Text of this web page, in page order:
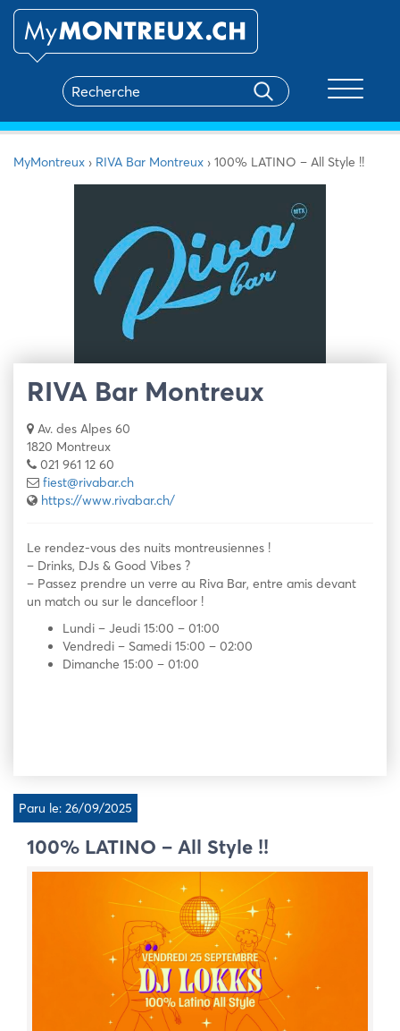
MyMontreux › RIVA Bar Montreux › 100% LATINO – All Style !!
RIVA Bar Montreux
Av. des Alpes 60
1820 Montreux
021 961 12 60
fiest@rivabar.ch
https://www.rivabar.ch/
Le rendez-vous des nuits montreusiennes !
– Drinks, DJs & Good Vibes ?
– Passez prendre un verre au Riva Bar, entre amis devant
un match ou sur le dancefloor !
Lundi – Jeudi 15:00 – 01:00
Vendredi – Samedi 15:00 – 02:00
Dimanche 15:00 – 01:00
Paru le: 26/09/2025
100% LATINO – All Style !!